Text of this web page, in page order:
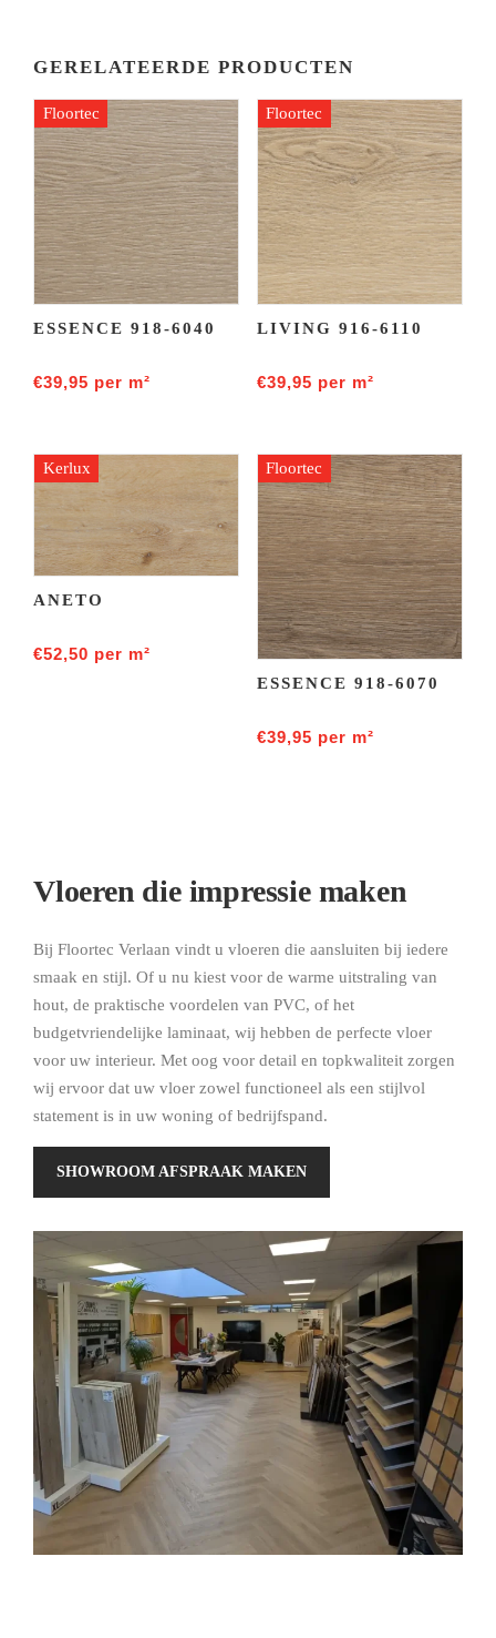
GERELATEERDE PRODUCTEN
Floortec
ESSENCE 918-6040
€39,95 per m²
Floortec
LIVING 916-6110
€39,95 per m²
Kerlux
ANETO
€52,50 per m²
Floortec
ESSENCE 918-6070
€39,95 per m²
Vloeren die impressie maken
Bij Floortec Verlaan vindt u vloeren die aansluiten bij iedere
smaak en stijl. Of u nu kiest voor de warme uitstraling van
hout, de praktische voordelen van PVC, of het
budgetvriendelijke laminaat, wij hebben de perfecte vloer
voor uw interieur. Met oog voor detail en topkwaliteit zorgen
wij ervoor dat uw vloer zowel functioneel als een stijlvol
statement is in uw woning of bedrijfspand.
SHOWROOM AFSPRAAK MAKEN